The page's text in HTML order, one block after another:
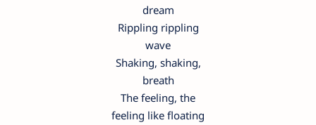
dream
Rippling rippling
wave
Shaking, shaking,
breath
The feeling, the
feeling like floating